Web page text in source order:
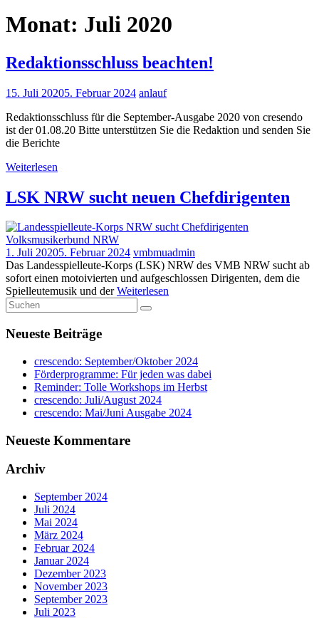
Monat: Juli 2020
Redaktionsschluss beachten!
15. Juli 20205. Februar 2024 anlauf
Redaktionsschluss für die September-Ausgabe 2020 von cresendo
ist der 01.08.20 Bitte unterstützen Sie die Redaktion und senden Sie
die Berichte
Weiterlesen
LSK NRW sucht neuen Chefdirigenten
1. Juli 20205. Februar 2024 vmbmuadmin
Das Landesspielleute-Korps (LSK) NRW des VMB NRW sucht ab
sofort einen motoivierten und aufgeschlossen Dirigenten, dem die
Spielleutemusik und derWeiterlesen
Neueste Beiträge
crescendo: September/Oktober 2024
Förderprogramme: Für jeden was dabei
Reminder: Tolle Workshops im Herbst
crescendo: Juli/August 2024
crescendo: Mai/Juni Ausgabe 2024
Neueste Kommentare
Archiv
September 2024
Juli 2024
Mai 2024
März 2024
Februar 2024
Januar 2024
Dezember 2023
November 2023
September 2023
Juli 2023